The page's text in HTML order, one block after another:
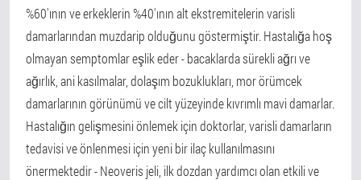
%60'ının ve erkeklerin %40'ının alt ekstremitelerin varisli
damarlarından muzdarip olduğunu göstermiştir. Hastalığa hoş
olmayan semptomlar eşlik eder - bacaklarda sürekli ağrı ve
ağırlık, ani kasılmalar, dolaşım bozuklukları, mor örümcek
damarlarının görünümü ve cilt yüzeyinde kıvrımlı mavi damarlar.
Hastalığın gelişmesini önlemek için doktorlar, varisli damarların
tedavisi ve önlenmesi için yeni bir ilaç kullanılmasını
önermektedir - Neoveris jeli, ilk dozdan yardımcı olan etkili ve